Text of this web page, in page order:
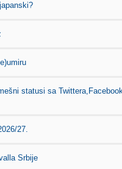
statusi sa
27.
Srbije